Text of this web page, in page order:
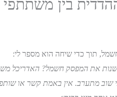
בין משתתפי
תוך כדי שיחה הוא מספר לי:
את המפסק חשמל? האדריכל
מתערב. אין באמת קשר או